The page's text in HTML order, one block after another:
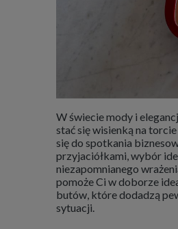
W świecie mody i
stać się wisienką na
się do spotkania
przyjaciółkami, wybór
niezapomnianego
pomoże Ci w doborze
butów, które dodadzą
sytuacji.